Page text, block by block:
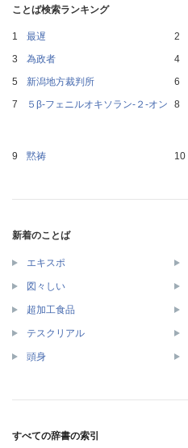
ことば検索ランキング
最遅
為政者
新潟地方裁判所
５β‐フェニルオキソラン‐２‐オン
黙祷
新着のことば
エキスポ
図々しい
超加工食品
テスクリアル
頭身
すべての辞書の索引